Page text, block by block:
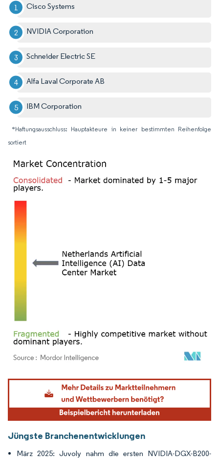
Cisco Systems
NVIDIA Corporation
Schneider Electric SE
Alfa Laval Corporate AB
IBM Corporation
*Haftungsausschluss: Hauptakteure in keiner bestimmten Reihenfolge
sortiert
Bild © Mordor Intelligence. Wiederverwendung erfordert Namensnennung gemäß
Jüngste Branchenentwicklungen
März 2025: Juvoly nahm die ersten NVIDIA-DGX-B200-